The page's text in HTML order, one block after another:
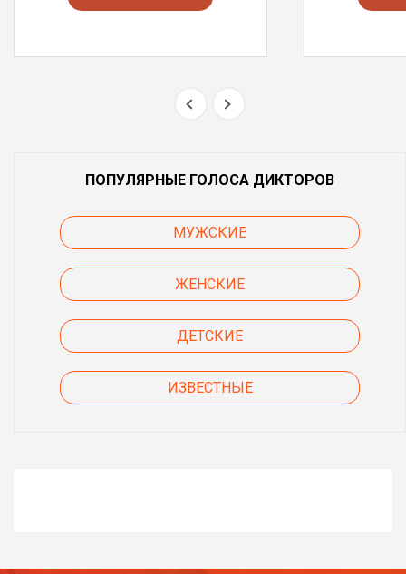
ПОПУЛЯРНЫЕ ГОЛОСА ДИКТОРОВ
МУЖСКИЕ
ЖЕНСКИЕ
ДЕТСКИЕ
ИЗВЕСТНЫЕ